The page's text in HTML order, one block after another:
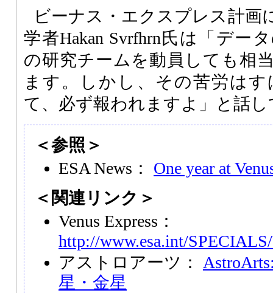
ビーナス・エクスプレス計画
学者Hakan Svrfhrn氏は「デー
の研究チームを動員しても相
ます。しかし、その苦労は
て、必ず報われますよ」と話
＜参照＞
ESA News： One year at
＜関連リンク＞
Venus Express：
http://www.esa.int/
アストロアーツ：
星・金星